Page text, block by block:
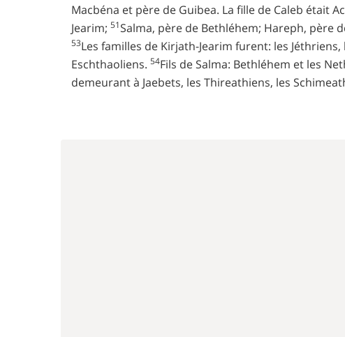
Macbéna et père de Guibea. La fille de Caleb était
Jearim; 51Salma, père de Bethléhem; Hareph, père
53Les familles de Kirjath-Jearim furent: les
Eschthaoliens. 54Fils de Salma: Bethléhem et les
demeurant à Jaebets, les Thireathiens, les